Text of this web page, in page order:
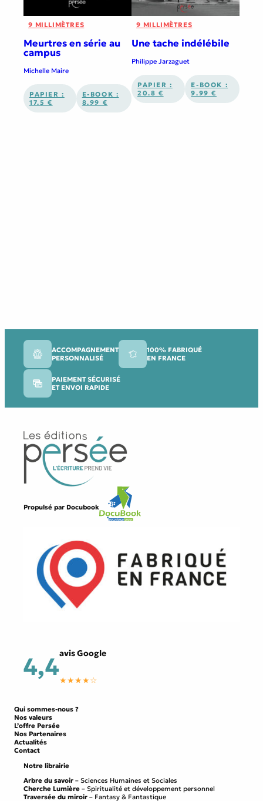
9 MILLIMÈTRES
Meurtres en série au
campus
Michelle Maire
PAPIER :
17.5 €
E-BOOK :
8.99 €
9 MILLIMÈTRES
Une tache indélébile
Philippe Jarzaguet
PAPIER :
20.8 €
E-BOOK :
9.99 €
ACCOMPAGNEMENT
PERSONNALISÉ
100% FABRIQUÉ
EN FRANCE
PAIEMENT SÉCURISÉ
ET ENVOI RAPIDE
Propulsé par Docubook
4,4avis Google
★★★★☆
Qui sommes-nous ?
Nos valeurs
L’offre Persée
Nos Partenaires
Actualités
Contact
Notre librairie
Arbre du savoir – Sciences Humaines et Sociales
Cherche Lumière – Spiritualité et développement personnel
Traversée du miroir – Fantasy & Fantastique